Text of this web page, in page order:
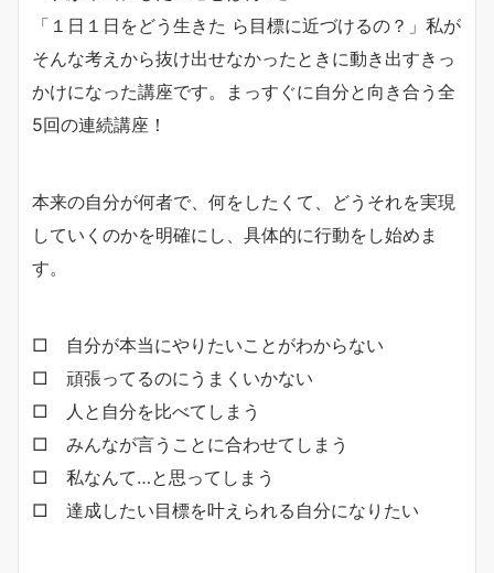
「１日１日をどう生きた ら目標に近づけるの？」私が
そんな考えから抜け出せなかったときに動き出すきっ
かけになった講座です。まっすぐに自分と向き合う全
5回の連続講座！
本来の自分が何者で、何をしたくて、どうそれを実現
していくのかを明確にし、具体的に行動をし始めま
す。
□ 自分が本当にやりたいことがわからない
□ 頑張ってるのにうまくいかない
□ 人と自分を比べてしまう
□ みんなが言うことに合わせてしまう
□ 私なんて…と思ってしまう
□ 達成したい目標を叶えられる自分になりたい